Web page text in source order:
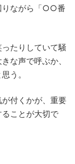
りながら「○○番
たりしていて騒
な声で呼ぶか、
う。
付くかが、重要
ことが大切で